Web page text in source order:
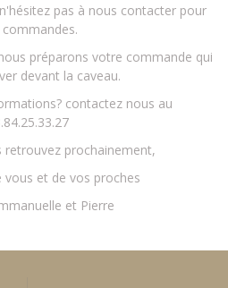
pas à nous contacter pour
préparons votre commande qui
devant la caveau.
contactez nous au
retrouvez prochainement,
vous et de vos proches
et Pierre